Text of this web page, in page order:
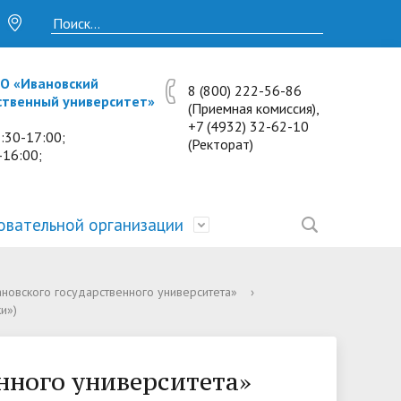
«Ивановский
университет»
17:00;
8 (800) 222-56-86
(Приемная комиссия),
+7 (4932) 32-62-10
(Ректорат)
• Исследования и проекты
• Платные образовательные услуги
Лекции по предметам
• Калькулятор пени
• Отзывы выпускников
организации
• Образование
образовательного процесса.
государственного университета»
›
университета»